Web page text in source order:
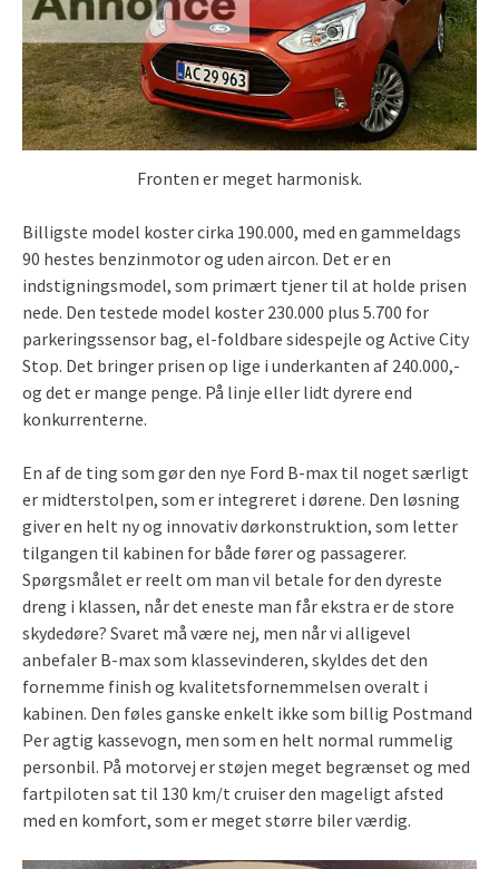
Fronten er meget harmonisk.
Billigste model koster cirka 190.000, med en gammeldags
90 hestes benzinmotor og uden aircon. Det er en
indstigningsmodel, som primært tjener til at holde prisen
nede. Den testede model koster 230.000 plus 5.700 for
parkeringssensor bag, el-foldbare sidespejle og Active City
Stop. Det bringer prisen op lige i underkanten af 240.000,-
og det er mange penge. På linje eller lidt dyrere end
konkurrenterne.
En af de ting som gør den nye Ford B-max til noget særligt
er midterstolpen, som er integreret i dørene. Den løsning
giver en helt ny og innovativ dørkonstruktion, som letter
tilgangen til kabinen for både fører og passagerer.
Spørgsmålet er reelt om man vil betale for den dyreste
dreng i klassen, når det eneste man får ekstra er de store
skydedøre? Svaret må være nej, men når vi alligevel
anbefaler B-max som klassevinderen, skyldes det den
fornemme finish og kvalitetsfornemmelsen overalt i
kabinen. Den føles ganske enkelt ikke som billig Postmand
Per agtig kassevogn, men som en helt normal rummelig
personbil. På motorvej er støjen meget begrænset og med
fartpiloten sat til 130 km/t cruiser den mageligt afsted
med en komfort, som er meget større biler værdig.